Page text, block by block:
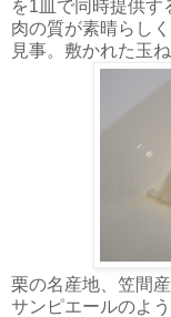
を1皿で同時提供す
肉の質が素晴らし
見事。敷かれた玉
栗の名産地、笠間
サンピエールのよ